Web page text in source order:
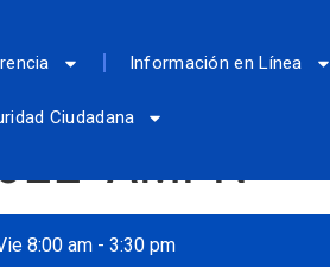
Información en Línea
Ciudadana
AMPN
8:00 am - 3:30 pm